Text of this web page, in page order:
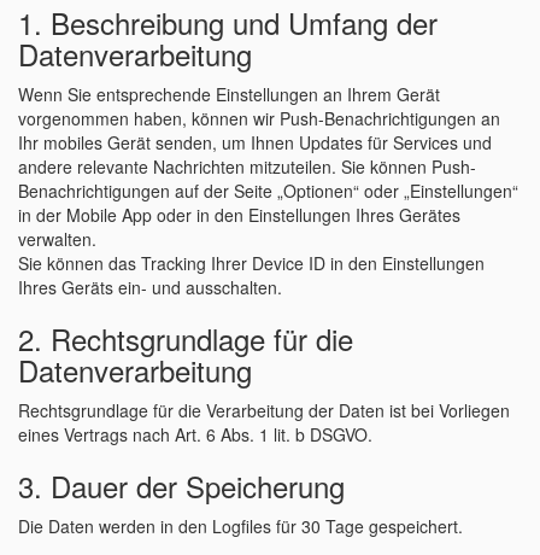
1. Beschreibung und Umfang der
Datenverarbeitung
Wenn Sie entsprechende Einstellungen an Ihrem Gerät
vorgenommen haben, können wir Push-Benachrichtigungen an
Ihr mobiles Gerät senden, um Ihnen Updates für Services und
andere relevante Nachrichten mitzuteilen. Sie können Push-
Benachrichtigungen auf der Seite „Optionen“ oder „Einstellungen“
in der Mobile App oder in den Einstellungen Ihres Gerätes
verwalten.
Sie können das Tracking Ihrer Device ID in den Einstellungen
Ihres Geräts ein- und ausschalten.
2. Rechtsgrundlage für die
Datenverarbeitung
Rechtsgrundlage für die Verarbeitung der Daten ist bei Vorliegen
eines Vertrags nach Art. 6 Abs. 1 lit. b DSGVO.
3. Dauer der Speicherung
Die Daten werden in den Logfiles für 30 Tage gespeichert.